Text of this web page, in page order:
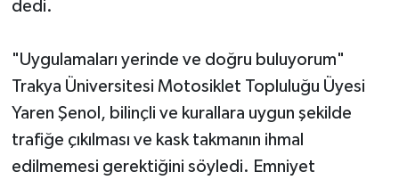
dedi.
"Uygulamaları yerinde ve doğru buluyorum"
Trakya Üniversitesi Motosiklet Topluluğu Üyesi
Yaren Şenol, bilinçli ve kurallara uygun şekilde
trafiğe çıkılması ve kask takmanın ihmal
edilmemesi gerektiğini söyledi. Emniyet